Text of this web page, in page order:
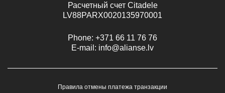
Расчетный счет Citadele
LV88PARX0020135970001
Phone: +371 66 11 76 76
E-mail: info@alianse.lv
Правила отмены платежа транзакции